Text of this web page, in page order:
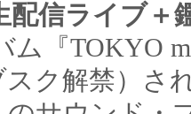
配信ライブ＋
ム『TOKYO
スク解禁）さ